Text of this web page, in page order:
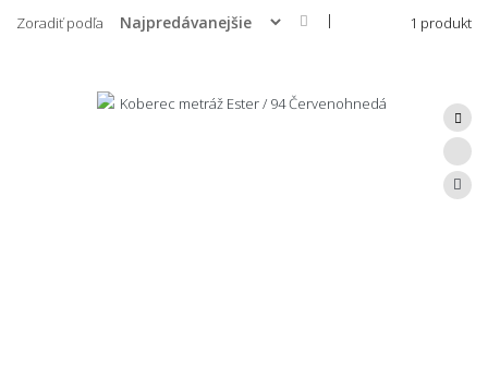
Zoradiť podľa | 1 produkt